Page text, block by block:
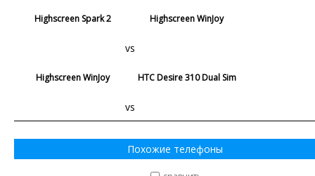
Highscreen Spark 2
vs
Highscreen WinJoy
Highscreen WinJoy
vs
HTC Desire 310 Dual Sim
Похожие телефоны